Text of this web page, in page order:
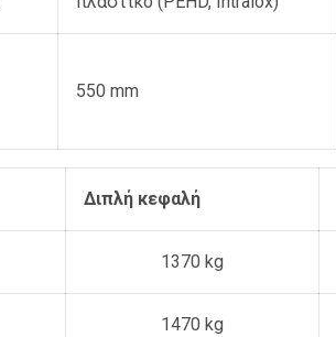
550 mm
Διπλή κεφαλή
1370 kg
1470 kg